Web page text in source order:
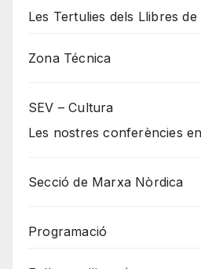
Les Tertulies dels Llibres
Zona Técnica
SEV – Cultura
Les nostres conferències
Secció de Marxa Nòrdica
Programació